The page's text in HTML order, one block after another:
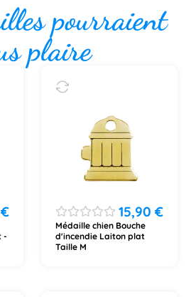
pourraient
plaire
€
-
15,90€
Médaille chien Bouche
d'incendie Laiton plat
Taille M